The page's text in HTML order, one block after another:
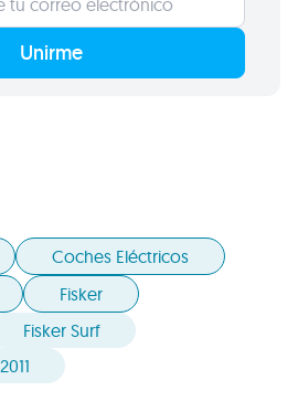
Unirme
Coches Eléctricos
Fisker
Fisker Surf